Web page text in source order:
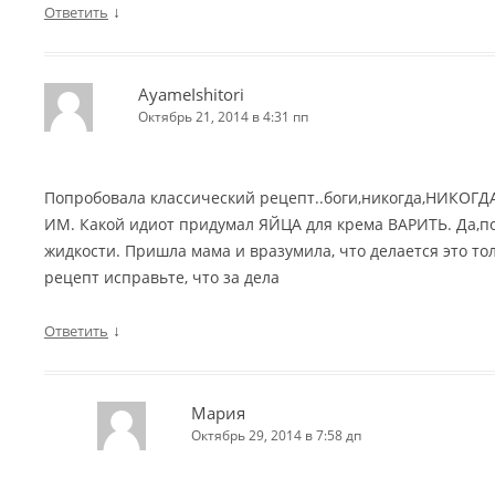
Ответить ↓
AyameIshitori
Октябрь 21, 2014 в 4:31 пп
Попробовала классический
ИМ. Какой идиот придумал ЯЙЦА для крема ВАРИТЬ.
жидкости. Пришла мама и вразумила, что делается это
рецепт исправьте, что за дела
Ответить ↓
Мария
Октябрь 29, 2014 в 7:58 дп